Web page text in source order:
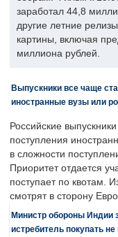
заработал 44,8
другие летние
картины, включая
миллиона рублей.
Выпускники все чаще
иностранные вузы или
Российские
поступления
в сложности
Приоритет отдается
поступает по квотам.
смотрят в сторону
Министр обороны Индии
истребитель покупать